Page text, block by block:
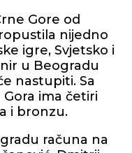
Gore od
nijedno
igre, Svjetsko i
u Beogradu
nastupiti. Sa
ima četiri
i bronzu.
računa na